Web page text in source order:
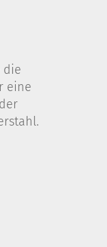
die
eine